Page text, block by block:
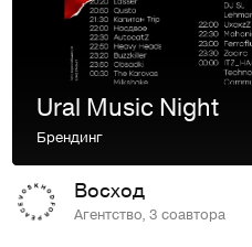
Ural Music Night
Брендинг
Восход
Агентство, 3 соавтора